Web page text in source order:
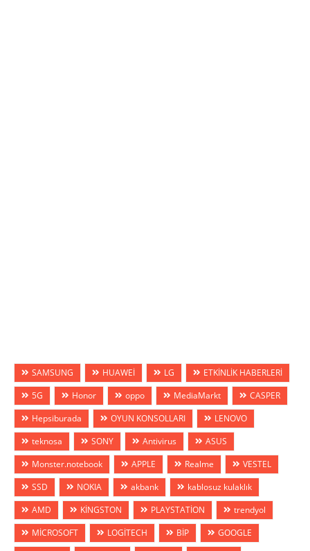
SAMSUNG HUAWEİ LG
ETKİNLİK HABERLERİ
5G
Honor oppo MediaMarkt
CASPER
Hepsiburada
OYUN KONSOLLARI
LENOVO
teknosa
SONY Antivirus
ASUS
Monster.notebook
APPLE Realme
VESTEL
SSD
NOKIA akbank
kablosuz kulaklık
AMD
KİNGSTON PLAYSTATİON
trendyol
MİCROSOFT
LOGİTECH BİP
GOOGLE